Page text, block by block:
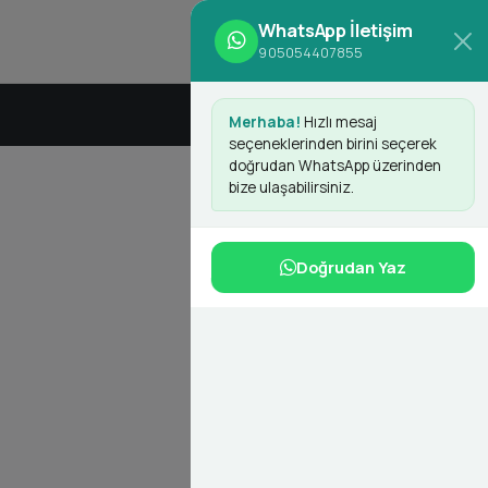
Giriş Yap Kayıt Ol
WhatsApp İletişim
905054407855
Merhaba!Hızlı mesaj
seçeneklerinden birini seçerek
doğrudan WhatsApp üzerinden
bize ulaşabilirsiniz.
Doğrudan Yaz